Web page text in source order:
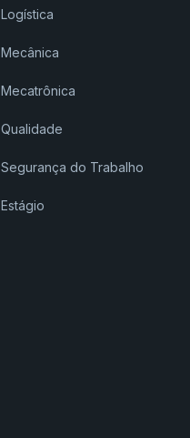
Logística
Mecânica
Mecatrônica
Qualidade
Segurança do Trabalho
Estágio